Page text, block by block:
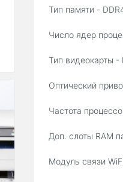
Тип памяти -
Число ядер
Тип видеокарты -
Оптический
Частота
Доп. слоты RAM
Модуль связи